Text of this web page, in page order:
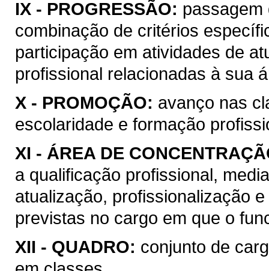
IX - PROGRESSÃO: passagem
combinação de critérios
participação em atividades de
profissional relacionadas à sua
X - PROMOÇÃO: avanço nas
escolaridade e formação
XI - ÁREA DE
a qualificação profissional,
atualização, profissionalização
previstas no cargo em que o
XII - QUADRO: conjunto de